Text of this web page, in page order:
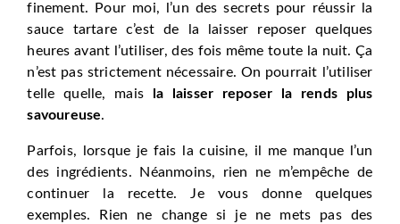
finement. Pour moi, l’un des secrets pour réussir la
sauce tartare c’est de la laisser reposer quelques
heures avant l’utiliser, des fois même toute la nuit. Ça
n’est pas strictement nécessaire. On pourrait l’utiliser
telle quelle, mais
la laisser reposer la rends plus
savoureuse.
Parfois, lorsque je fais la cuisine, il me manque l’un
des ingrédients. Néanmoins, rien ne m’empêche de
continuer la recette. Je vous donne quelques
exemples. Rien ne change si je ne mets pas des